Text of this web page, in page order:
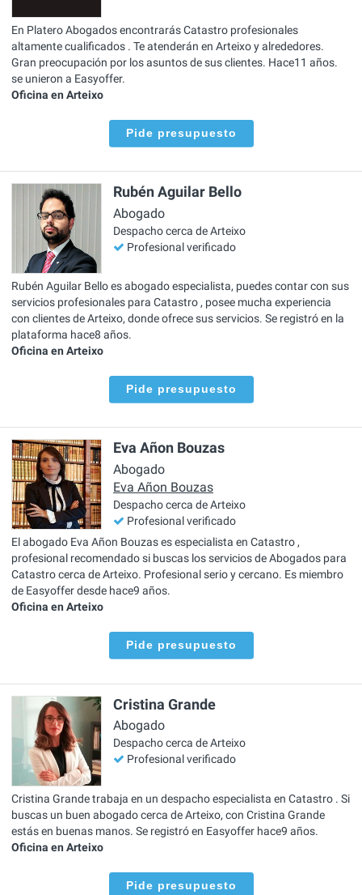
En Platero Abogados encontrarás Catastro profesionales
altamente cualificados . Te atenderán en Arteixo y alrededores.
Gran preocupación por los asuntos de sus clientes. Hace11 años.
se unieron a Easyoffer.
Oficina en Arteixo
Pide presupuesto
Rubén Aguilar Bello
Abogado
Despacho cerca de Arteixo
Profesional verificado
Rubén Aguilar Bello es abogado especialista, puedes contar con sus
servicios profesionales para Catastro , posee mucha experiencia
con clientes de Arteixo, donde ofrece sus servicios. Se registró en la
plataforma hace8 años.
Oficina en Arteixo
Pide presupuesto
Eva Añon Bouzas
Abogado
Eva Añon Bouzas
Despacho cerca de Arteixo
Profesional verificado
El abogado Eva Añon Bouzas es especialista en Catastro ,
profesional recomendado si buscas los servicios de Abogados para
Catastro cerca de Arteixo. Profesional serio y cercano. Es miembro
de Easyoffer desde hace9 años.
Oficina en Arteixo
Pide presupuesto
Cristina Grande
Abogado
Despacho cerca de Arteixo
Profesional verificado
Cristina Grande trabaja en un despacho especialista en Catastro . Si
buscas un buen abogado cerca de Arteixo, con Cristina Grande
estás en buenas manos. Se registró en Easyoffer hace9 años.
Oficina en Arteixo
Pide presupuesto